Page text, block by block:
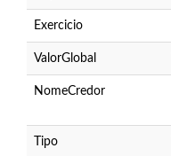
Exercicio
ValorGlobal
NomeCredor
Tipo